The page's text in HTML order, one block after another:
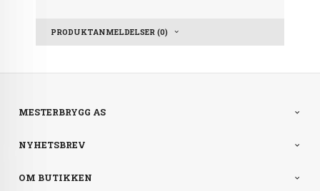
PRODUKTANMELDELSER (0)
MESTERBRYGG AS
NYHETSBREV
OM BUTIKKEN